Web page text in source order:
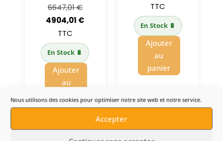
Nous utilisons des cookies pour optimiser notre site web et notre service.
Accepter
6647,01€Le
prix
était :
6647,01 €.
4904,01 €Le
actuel
est :
TTC
En Stock 🔋
Ajouter
au
était :
556,00 €.
actuel
est :
TTC
En Stock 🔋
Ajouter
au
panier